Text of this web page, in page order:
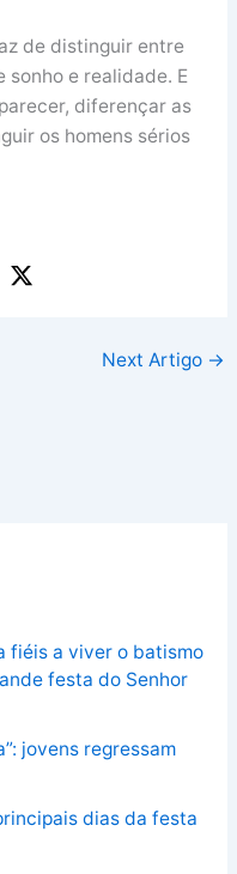
de distinguir entre
sonho e realidade. E
diferençar as
os homens sérios
Next Artigo →
fiéis a viver o batismo
festa do Senhor
jovens regressam
dias da festa